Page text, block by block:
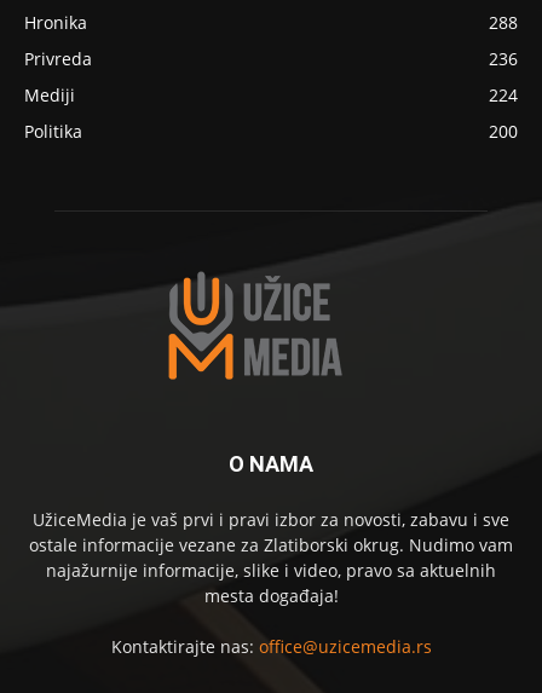
Hronika
288
Privreda
236
Mediji
224
Politika
200
O NAMA
UžiceMedia je vaš prvi i pravi izbor za novosti, zabavu i sve
ostale informacije vezane za Zlatiborski okrug. Nudimo vam
najažurnije informacije, slike i video, pravo sa aktuelnih
mesta događaja!
Kontaktirajte nas: office@uzicemedia.rs